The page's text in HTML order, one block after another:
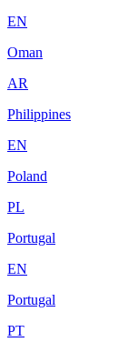
EN
Oman
AR
Philippines
EN
Poland
PL
Portugal
EN
Portugal
PT